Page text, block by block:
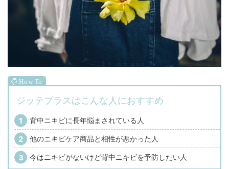
ジッテプラスはこんな人におすすめ
背中ニキビに長年悩まされている人
他のニキビケア商品と相性が悪かった人
今はニキビがないけど背中ニキビを予防したい人